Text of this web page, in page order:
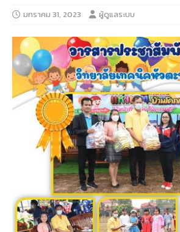
มกราคม 31, 2023 ผู้ดูแลระบบ